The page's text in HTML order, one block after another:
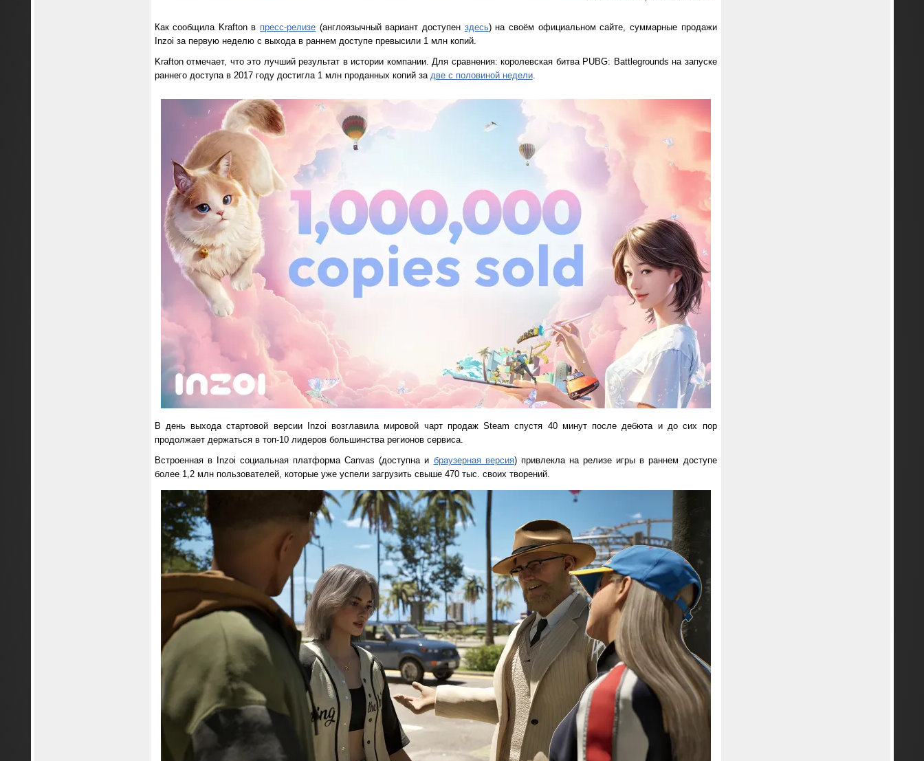
Как сообщила Krafton в пресс-релизе (англоязычный вариант доступен здесь) на своём официальном сайте, суммарные продажи
Inzoi за первую неделю с выхода в раннем доступе превысили 1 млн копий.
Krafton отмечает, что это лучший результат в истории компании. Для сравнения: королевская битва PUBG: Battlegrounds на запуске
раннего доступа в 2017 году достигла 1 млн проданных копий за две с половиной недели.
В день выхода стартовой версии Inzoi возглавила мировой чарт продаж Steam спустя 40 минут после дебюта и до сих пор
продолжает держаться в топ-10 лидеров большинства регионов сервиса.
Встроенная в Inzoi социальная платформа Canvas (доступна и браузерная версия) привлекла на релизе игры в раннем доступе
более 1,2 млн пользователей, которые уже успели загрузить свыше 470 тыс. своих творений.